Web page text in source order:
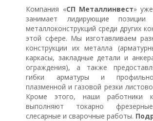
Компания «СП Металлинвест»
занимает лидирующие
металлоконструкций среди других
этой сфере. Мы изготавливаем
конструкции их металла
каркасы, закладные детали и
ограждения), а также
гибки арматуры и
плазменной и газовой резки
Кроме этого, наши работники
выполняют токарно
слесарные и сварочные работы.